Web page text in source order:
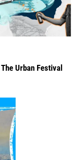
Urban Festival